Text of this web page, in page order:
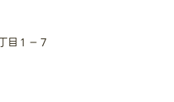
目１−７